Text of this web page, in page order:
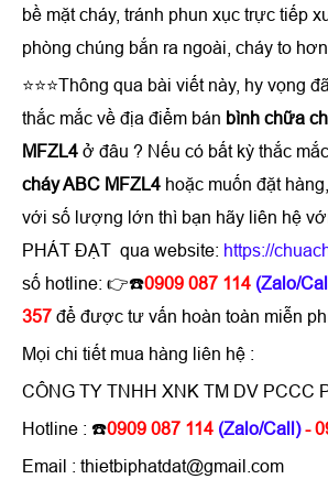
bề mặt cháy, tránh phun xục trực tiếp
phòng chúng bắn ra ngoài, cháy to hơn.
⭐⭐⭐Thông qua bài viết này, hy vọng
thắc mắc về địa điểm bán bình chữa
MFZL4 ở đâu ? Nếu có bất kỳ thắc
cháy ABC MFZL4 hoặc muốn đặt
với số lượng lớn thì bạn hãy liên hệ
PHÁT ĐẠT qua website: https://
số hotline: 👉☎️0909 087 114 (Zalo/
357 để được tư vấn hoàn toàn miễn
Mọi chi tiết mua hàng liên hệ :
CÔNG TY TNHH XNK TM DV PCCC
Hotline : ☎️0909 087 114 (Zalo/Call) -
Email : thietbiphatdat@gmail.com